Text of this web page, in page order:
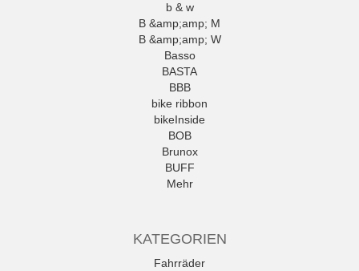
b & w
B &amp;amp; M
B &amp;amp; W
Basso
BASTA
BBB
bike ribbon
bikeInside
BOB
Brunox
BUFF
Mehr
KATEGORIEN
Fahrräder